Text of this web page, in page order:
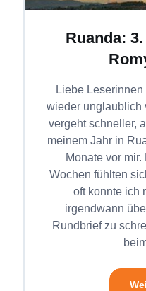
Ruanda:
Liebe
wieder unglaublich
vergeht schneller,
meinem Jahr in
Monate vor
Wochen fühlten
oft konnte ich
irgendwann
Rundbrief zu